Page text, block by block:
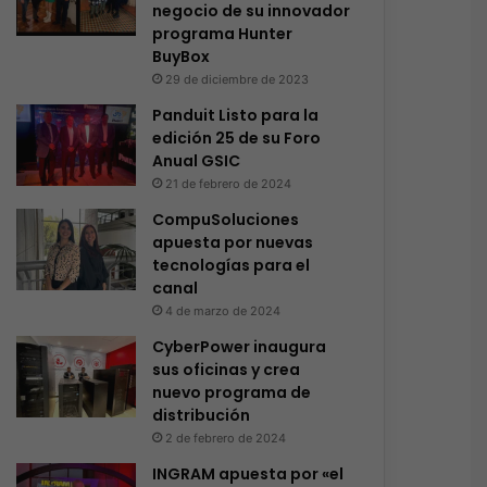
negocio de su innovador
programa Hunter
BuyBox
29 de diciembre de 2023
Panduit Listo para la
edición 25 de su Foro
Anual GSIC
21 de febrero de 2024
CompuSoluciones
apuesta por nuevas
tecnologías para el
canal
4 de marzo de 2024
CyberPower inaugura
sus oficinas y crea
nuevo programa de
distribución
2 de febrero de 2024
INGRAM apuesta por «el